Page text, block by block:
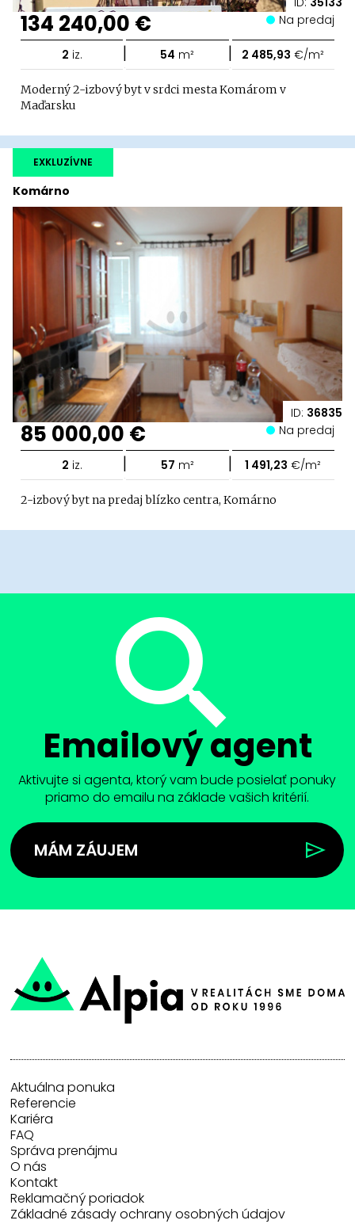
134 240,00 € Na predaj
2 iz. | 54 m² | 2 485,93 €/m²
Moderný 2-izbový byt v srdci mesta Komárom v
Maďarsku
ID: 36835
Komárno
EXKLUZÍVNE
85 000,00 € Na predaj
2 iz. | 57 m² | 1 491,23 €/m²
2-izbový byt na predaj blízko centra, Komárno
Emailový agent
Aktivujte si agenta, ktorý vam bude posielať ponuky
priamo do emailu na základe vašich kritérií.
MÁM ZÁUJEM
Aktuálna ponuka
Referencie
Kariéra
FAQ
Správa prenájmu
O nás
Kontakt
Reklamačný poriadok
Základné zásady ochrany osobných údajov